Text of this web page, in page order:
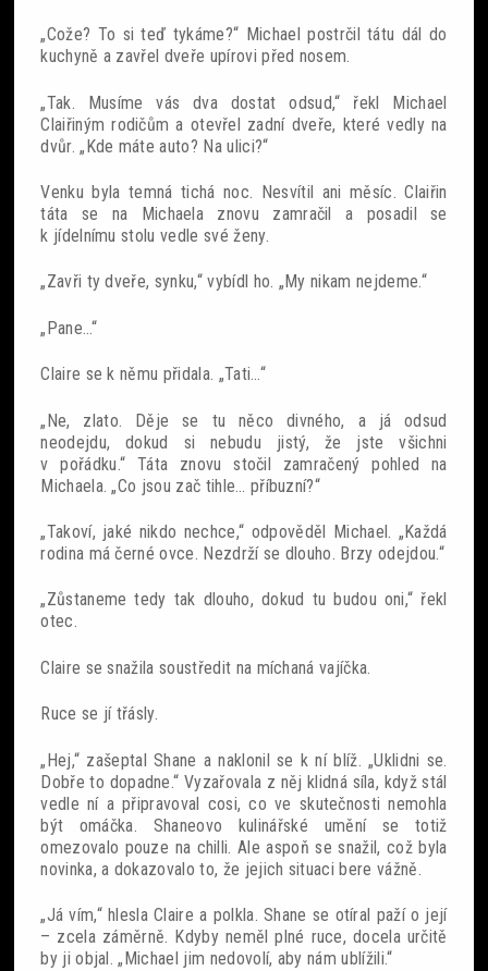
„Cože? To si teď tykáme?“ Michael postrčil tátu dál do
kuchyně a zavřel dveře upírovi před nosem.
„Tak. Musíme vás dva dostat odsud,“ řekl Michael
Claiřiným rodičům a otevřel zadní dveře, které vedly na
dvůr. „Kde máte auto? Na ulici?“
Venku byla temná tichá noc. Nesvítil ani měsíc. Claiřin
táta se na Michaela znovu zamračil a posadil se
k jídelnímu stolu vedle své ženy.
„Zavři ty dveře, synku,“ vybídl ho. „My nikam nejdeme.“
„Pane…“
Claire se k němu přidala. „Tati…“
„Ne, zlato. Děje se tu něco divného, a já odsud
neodejdu, dokud si nebudu jistý, že jste všichni
v pořádku.“ Táta znovu stočil zamračený pohled na
Michaela. „Co jsou zač tihle… příbuzní?“
„Takoví, jaké nikdo nechce,“ odpověděl Michael. „Každá
rodina má černé ovce. Nezdrží se dlouho. Brzy odejdou.“
„Zůstaneme tedy tak dlouho, dokud tu budou oni,“ řekl
otec.
Claire se snažila soustředit na míchaná vajíčka.
Ruce se jí třásly.
„Hej,“ zašeptal Shane a naklonil se k ní blíž. „Uklidni se.
Dobře to dopadne.“ Vyzařovala z něj klidná síla, když stál
vedle ní a připravoval cosi, co ve skutečnosti nemohla
být omáčka. Shaneovo kulinářské umění se totiž
omezovalo pouze na chilli. Ale aspoň se snažil, což byla
novinka, a dokazovalo to, že jejich situaci bere vážně.
„Já vím,“ hlesla Claire a polkla. Shane se otíral paží o její
– zcela záměrně. Kdyby neměl plné ruce, docela určitě
by ji objal. „Michael jim nedovolí, aby nám ublížili.“